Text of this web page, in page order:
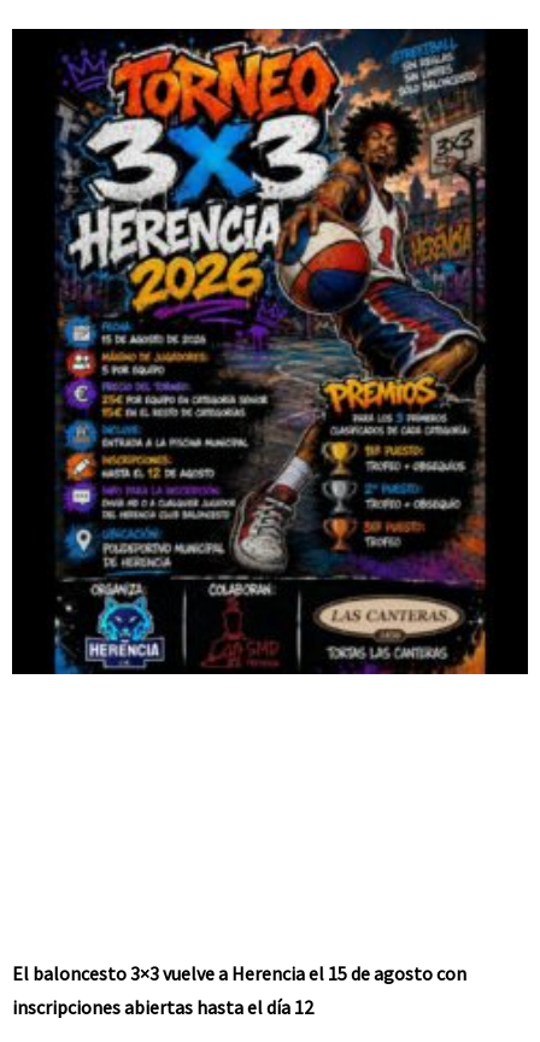
El baloncesto 3×3 vuelve a Herencia el 15 de agosto con
inscripciones abiertas hasta el día 12